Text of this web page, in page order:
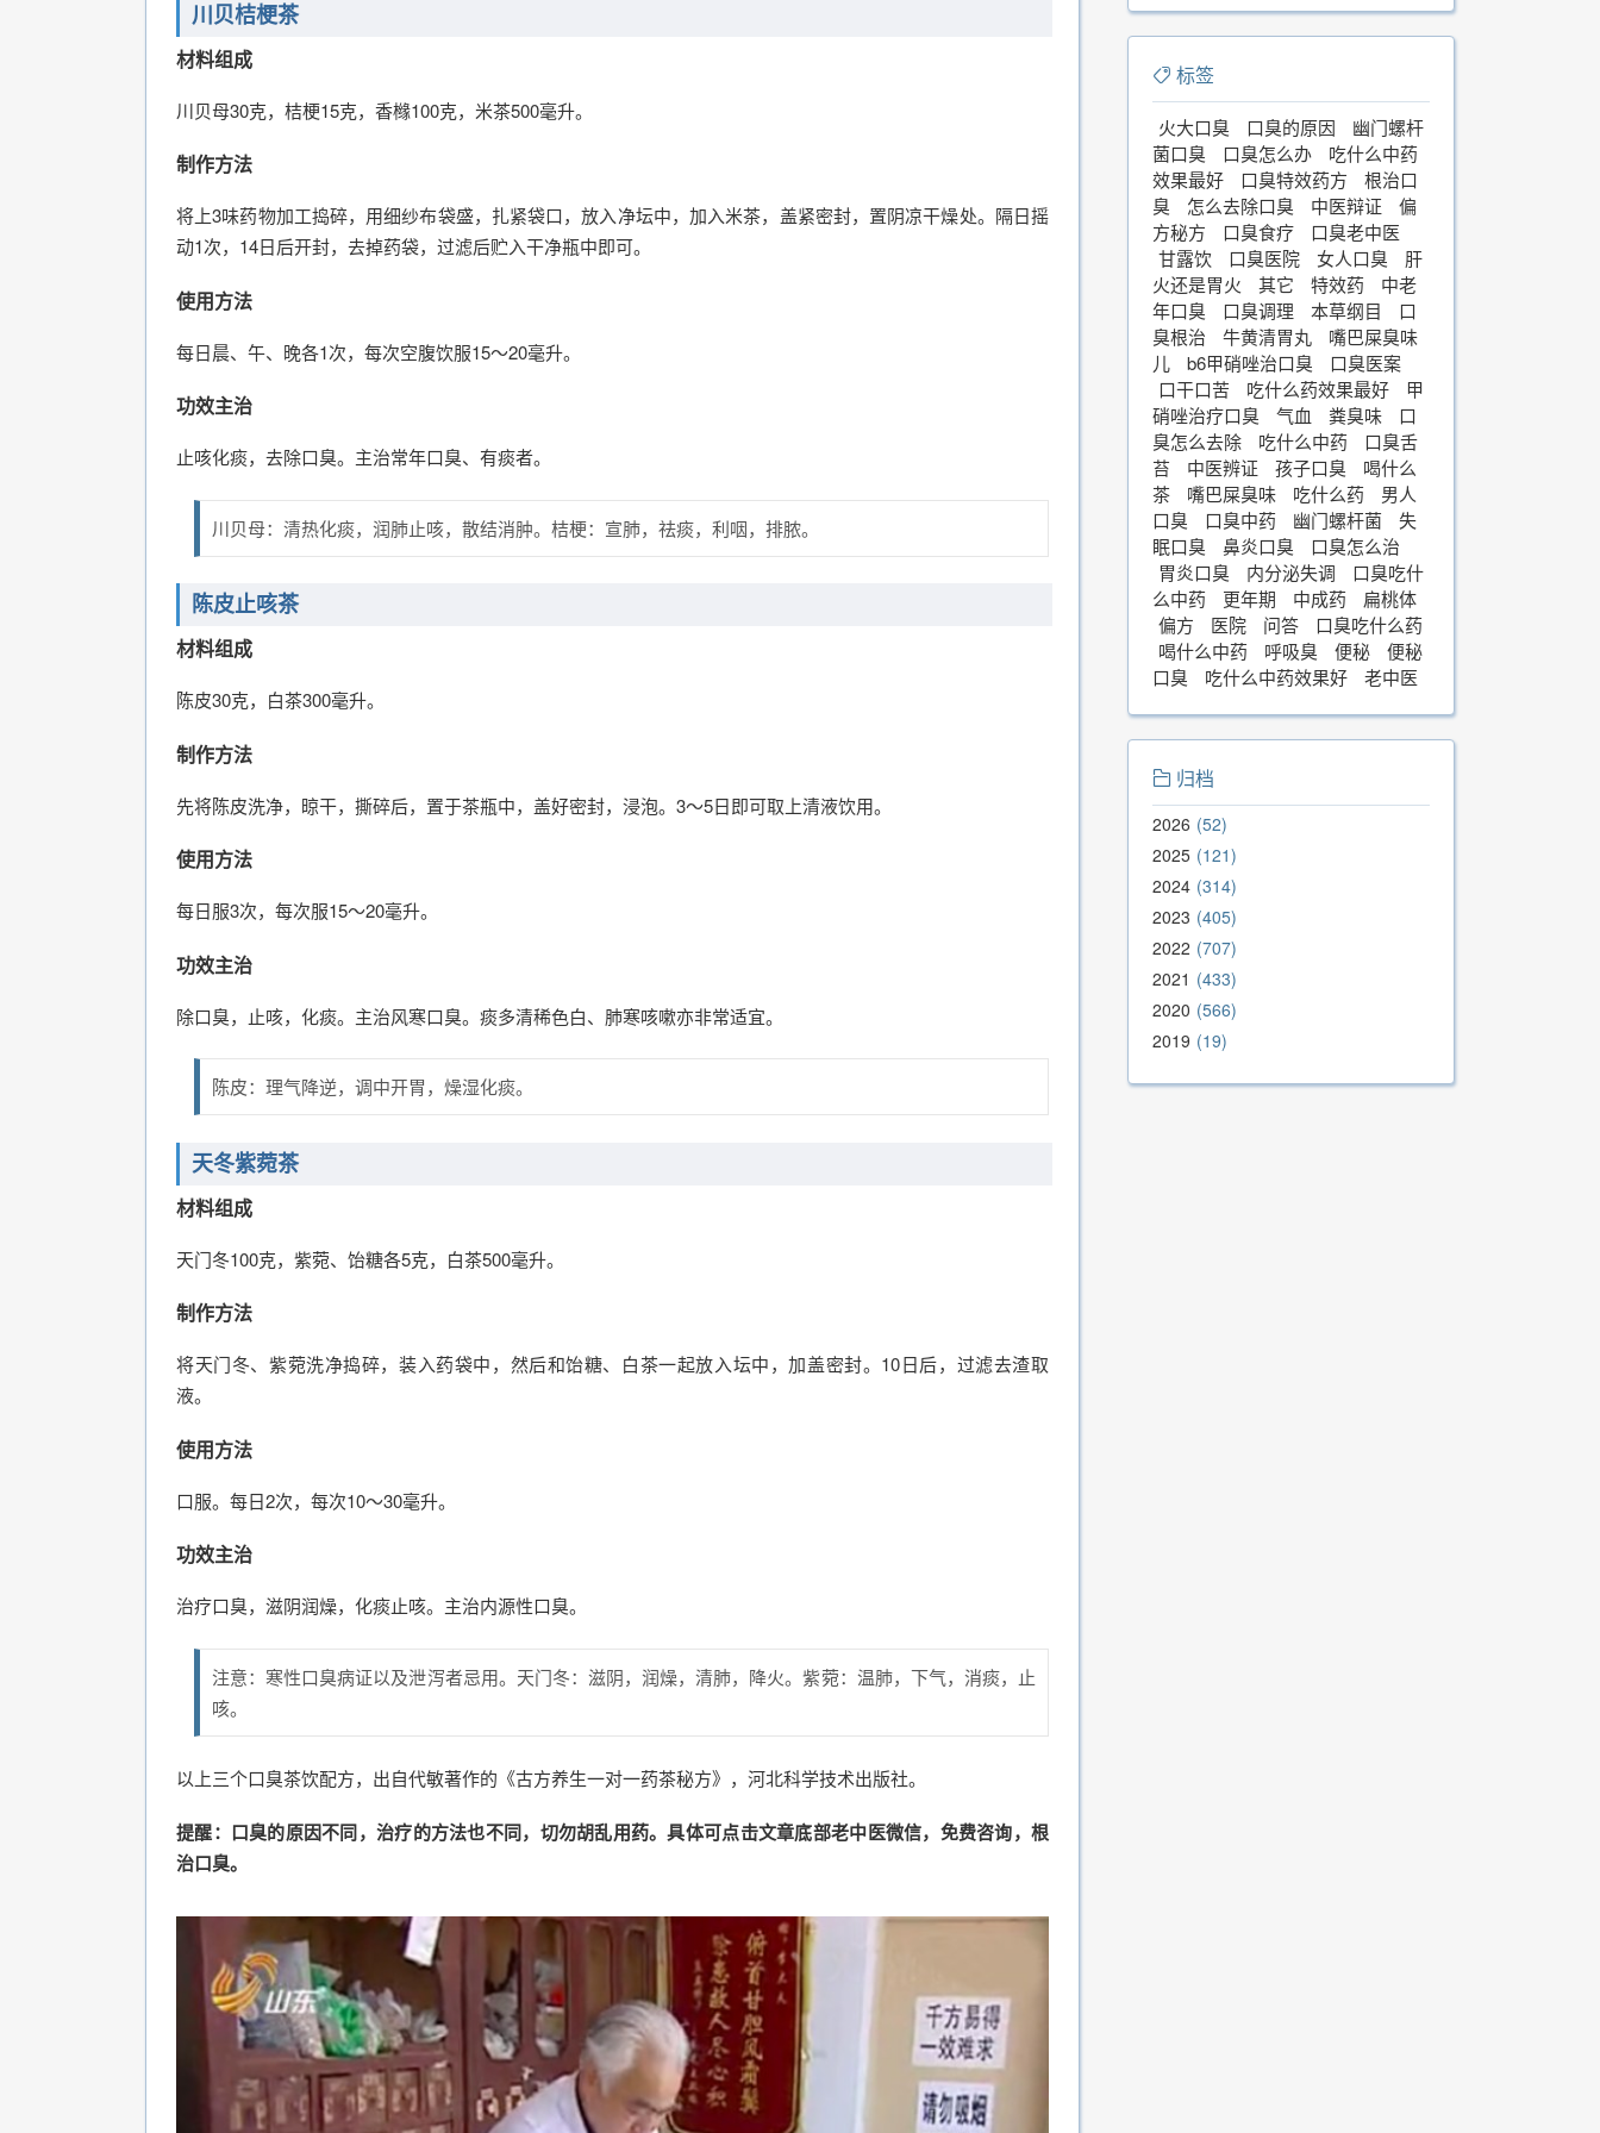
川贝桔梗茶
材料组成
川贝母30克，桔梗15克，香橼100克，米茶500毫升。
制作方法
将上3味药物加工捣碎，用细纱布袋盛，扎紧袋口，放入净坛中，加入米茶，盖紧密封，置阴凉干燥处。隔日摇
动1次，14日后开封，去掉药袋，过滤后贮入干净瓶中即可。
使用方法
每日晨、午、晚各1次，每次空腹饮服15～20毫升。
功效主治
止咳化痰，去除口臭。主治常年口臭、有痰者。
川贝母：清热化痰，润肺止咳，散结消肿。桔梗：宣肺，祛痰，利咽，排脓。
陈皮止咳茶
材料组成
陈皮30克，白茶300毫升。
制作方法
先将陈皮洗净，晾干，撕碎后，置于茶瓶中，盖好密封，浸泡。3～5日即可取上清液饮用。
使用方法
每日服3次，每次服15～20毫升。
功效主治
除口臭，止咳，化痰。主治风寒口臭。痰多清稀色白、肺寒咳嗽亦非常适宜。
陈皮：理气降逆，调中开胃，燥湿化痰。
天冬紫菀茶
材料组成
天门冬100克，紫菀、饴糖各5克，白茶500毫升。
制作方法
将天门冬、紫菀洗净捣碎，装入药袋中，然后和饴糖、白茶一起放入坛中，加盖密封。10日后，过滤去渣取
液。
使用方法
口服。每日2次，每次10～30毫升。
功效主治
治疗口臭，滋阴润燥，化痰止咳。主治内源性口臭。
注意：寒性口臭病证以及泄泻者忌用。天门冬：滋阴，润燥，清肺，降火。紫菀：温肺，下气，消痰，止
咳。
以上三个口臭茶饮配方，出自代敏著作的《古方养生一对一药茶秘方》，河北科学技术出版社。
提醒：口臭的原因不同，治疗的方法也不同，切勿胡乱用药。具体可点击文章底部老中医微信，免费咨询，根
治口臭。
标签
火大口臭 口臭的原因
幽门螺杆
菌口臭
口臭怎么办
吃什么中药
效果最好
口臭特效药方
根治口
臭
怎么去除口臭 中医辩证
偏
方秘方
口臭食疗
口臭老中医
甘露饮
口臭医院 女人口臭
肝
火还是胃火
其它 特效药
中老
年口臭
口臭调理 本草纲目
口
臭根治
牛黄清胃丸
嘴巴屎臭味
儿
b6甲硝唑治口臭
口臭医案
口干口苦
吃什么药效果最好
甲
硝唑治疗口臭
气血 粪臭味
口
臭怎么去除
吃什么中药
口臭舌
苔
中医辨证 孩子口臭
喝什么
茶
嘴巴屎臭味 吃什么药
男人
口臭
口臭中药 幽门螺杆菌
失
眠口臭
鼻炎口臭
口臭怎么治
胃炎口臭
内分泌失调
口臭吃什
么中药
更年期 中成药
扁桃体
偏方
医院 问答
口臭吃什么药
喝什么中药
呼吸臭 便秘
便秘
口臭
吃什么中药效果好 老中医
归档
2026 52
2025 121
2024 314
2023 405
2022 707
2021
433
2020 566
2019 19